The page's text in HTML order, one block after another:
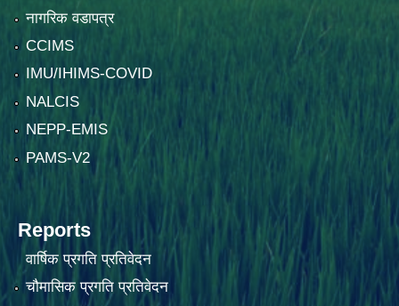
नागरिक वडापत्र
CCIMS
IMU/IHIMS-COVID
NALCIS
NEPP-EMIS
PAMS-V2
Reports
वार्षिक प्रगति प्रतिवेदन
चौमासिक प्रगति प्रतिवेदन